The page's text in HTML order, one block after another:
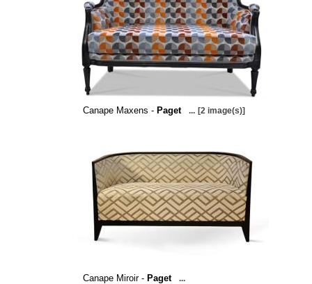
Canape Maxens - Paget ... [2 image(s)]
Canape Miroir - Paget ...